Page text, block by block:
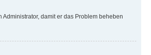
damit er das Problem beheben